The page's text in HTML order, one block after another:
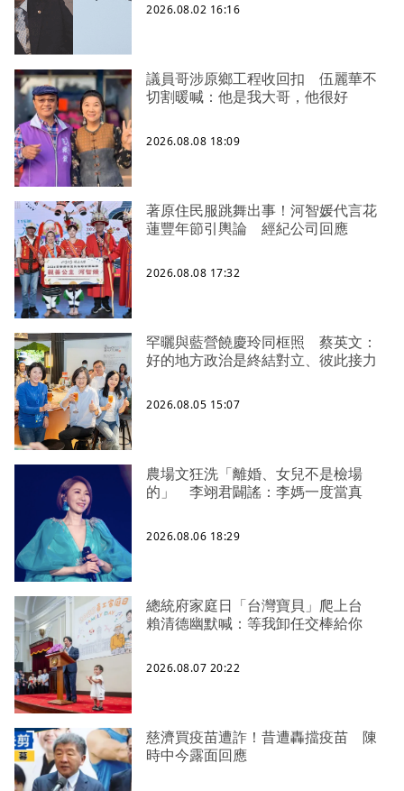
2026.08.02 16:16
議員哥涉原鄉工程收回扣 伍麗華不
切割暖喊：他是我大哥，他很好
2026.08.08 18:09
著原住民服跳舞出事！河智媛代言花
蓮豐年節引輿論 經紀公司回應
2026.08.08 17:32
罕曬與藍營饒慶玲同框照 蔡英文：
好的地方政治是終結對立、彼此接力
2026.08.05 15:07
農場文狂洗「離婚、女兒不是檢場
的」 李翊君闢謠：李媽一度當真
2026.08.06 18:29
總統府家庭日「台灣寶貝」爬上台
賴清德幽默喊：等我卸任交棒給你
2026.08.07 20:22
慈濟買疫苗遭詐！昔遭轟擋疫苗 陳
時中今露面回應